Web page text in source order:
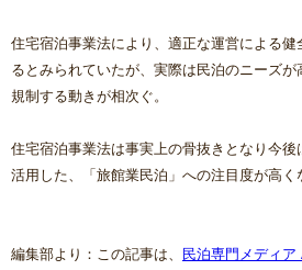
住宅宿泊事業法により、適正な運営による
るとみられていたが、実際は民泊のニーズ
規制する動きが相次ぐ。
住宅宿泊事業法は事実上の骨抜きとなり今
活用した、「旅館業民泊」への注目度が高く
編集部より：この記事は、 民泊専門メディア